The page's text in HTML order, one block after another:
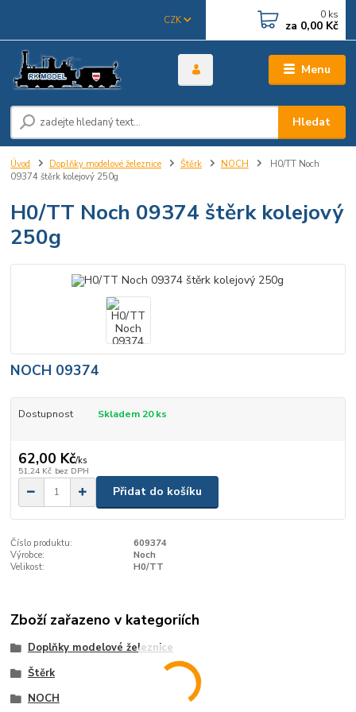
Menu
CZK
Hledat
0 ks
za 0,00 Kč
Úvod Doplňky modelové železnice Štěrk NOCH
H0/TT Noch
09374 štěrk kolejový 250g
H0/TT Noch 09374 štěrk kolejový
250g
NOCH 09374
Dostupnost Skladem 20 ks
62,00 Kč/ks
51,24 Kč bez DPH
Přidat do košíku
Číslo produktu:
609374
Výrobce:
Noch
Velikost:
H0/TT
Zboží zařazeno v kategoriích
Doplňky modelové železnice
Štěrk
NOCH